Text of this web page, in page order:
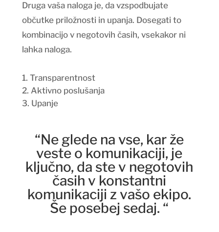
Druga vaša naloga je, da vzspodbujate
občutke priložnosti in upanja. Dosegati to
kombinacijo v negotovih časih, vsekakor ni
lahka naloga.
Transparentnost
Aktivno poslušanja
Upanje
“Ne glede na vse, kar že
veste o komunikaciji, je
ključno, da ste v negotovih
časih v konstantni
komunikaciji z vašo ekipo.
Še posebej sedaj. “